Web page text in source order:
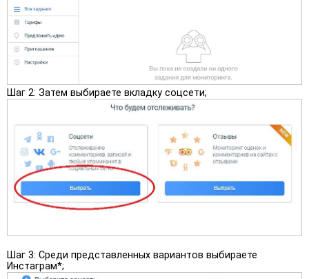
Шаг 2: Затем выбираете вкладку соцсети;
Шаг 3: Среди представленных вариантов выбираете
Инстаграм*;